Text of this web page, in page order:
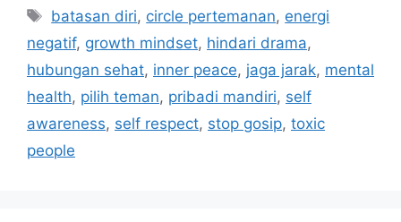
e
g
o
r
i
s
T
a
g
s
batasan diri, circle pertemanan, energi
negatif, growth mindset, hindari drama,
hubungan sehat, inner peace, jaga jarak, mental
health, pilih teman, pribadi mandiri, self
awareness, self respect, stop gosip, toxic
people